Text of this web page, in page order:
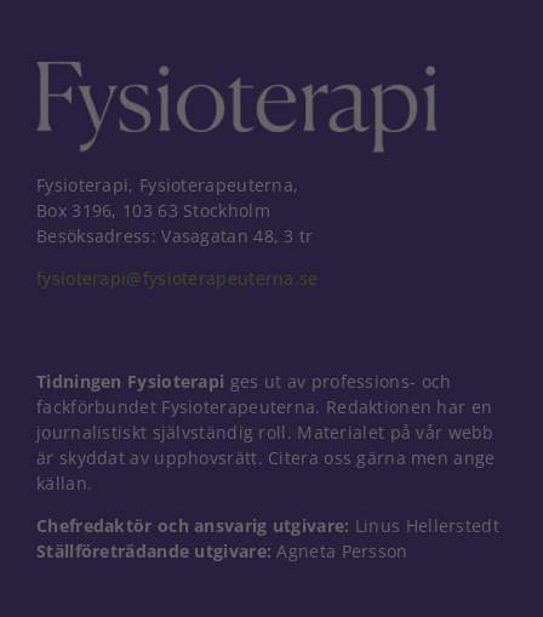
Fysioterapi, Fysioterapeuterna,
Box 3196, 103 63 Stockholm
Besöksadress: Vasagatan 48, 3 tr
fysioterapi@fysioterapeuterna.se
Tidningen Fysioterapi ges ut av professions- och
fackförbundet Fysioterapeuterna. Redaktionen har en
journalistiskt självständig roll. Materialet på vår webb
är skyddat av upphovsrätt. Citera oss gärna men ange
källan.
Chefredaktör och ansvarig utgivare: Linus Hellerstedt
Ställföreträdande utgivare: Agneta Persson
Nödvändiga
Dessa kakor